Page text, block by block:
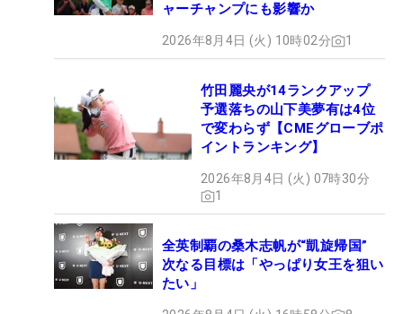
ャーチャンプにも影響か
2026年8月4日 (火) 10時02分 1
竹田麗央が14ランクアップ
予選落ちの山下美夢有は4位
で変わらず【CMEグローブポ
イントランキング】
2026年8月4日 (火) 07時30分
1
全英制覇の桑木志帆が“凱旋帰国”
次なる目標は「やっぱり女王を狙い
たい」